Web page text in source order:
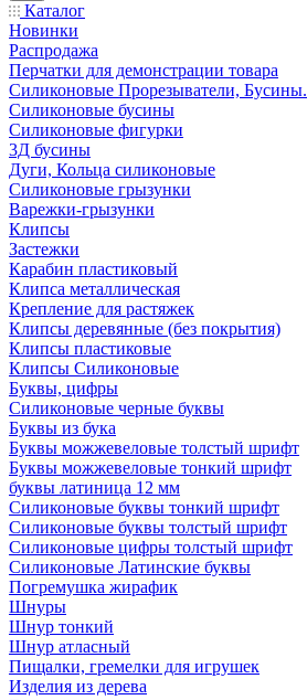
Каталог
Новинки
Распродажа
Перчатки для демонстрации товара
Силиконовые Прорезыватели, Бусины.
Силиконовые бусины
Силиконовые фигурки
3Д бусины
Дуги, Кольца силиконовые
Силиконовые грызунки
Варежки-грызунки
Клипсы
Застежки
Карабин пластиковый
Клипса металлическая
Крепление для растяжек
Клипсы деревянные (без покрытия)
Клипсы пластиковые
Клипсы Силиконовые
Буквы, цифры
Силиконовые черные буквы
Буквы из бука
Буквы можжевеловые толстый шрифт
Буквы можжевеловые тонкий шрифт
буквы латиница 12 мм
Силиконовые буквы тонкий шрифт
Силиконовые буквы толстый шрифт
Силиконовые цифры толстый шрифт
Силиконовые Латинские буквы
Погремушка жирафик
Шнуры
Шнур тонкий
Шнур атласный
Пищалки, гремелки для игрушек
Изделия из дерева